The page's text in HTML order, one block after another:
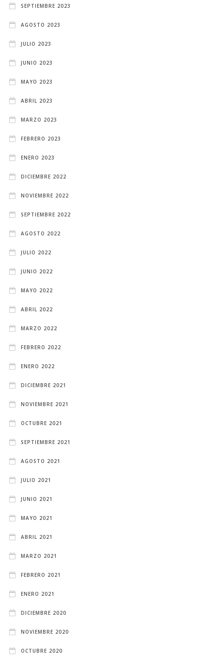
SEPTIEMBRE 2023
AGOSTO 2023
JULIO 2023
JUNIO 2023
MAYO 2023
ABRIL 2023
MARZO 2023
FEBRERO 2023
ENERO 2023
DICIEMBRE 2022
NOVIEMBRE 2022
SEPTIEMBRE 2022
AGOSTO 2022
JULIO 2022
JUNIO 2022
MAYO 2022
ABRIL 2022
MARZO 2022
FEBRERO 2022
ENERO 2022
DICIEMBRE 2021
NOVIEMBRE 2021
OCTUBRE 2021
SEPTIEMBRE 2021
AGOSTO 2021
JULIO 2021
JUNIO 2021
MAYO 2021
ABRIL 2021
MARZO 2021
FEBRERO 2021
ENERO 2021
DICIEMBRE 2020
NOVIEMBRE 2020
OCTUBRE 2020